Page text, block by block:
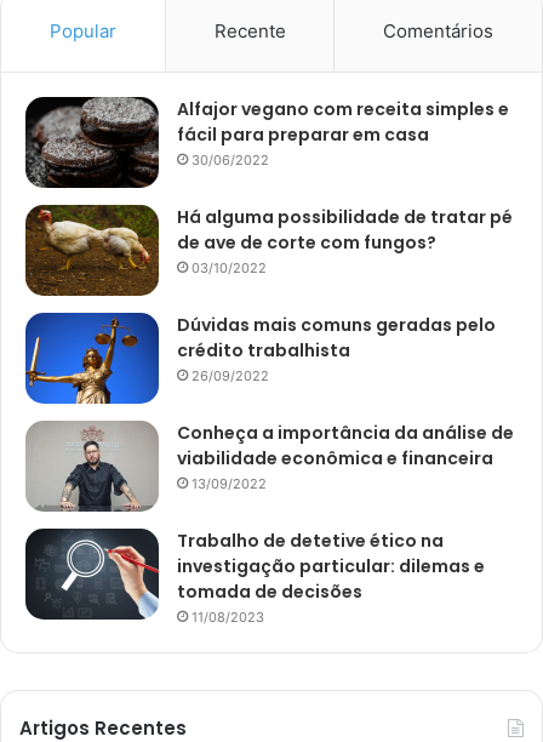
Popular Recente Comentários
Alfajor vegano com receita simples e
fácil para preparar em casa
30/06/2022
Há alguma possibilidade de tratar pé
de ave de corte com fungos?
03/10/2022
Dúvidas mais comuns geradas pelo
crédito trabalhista
26/09/2022
Conheça a importância da análise de
viabilidade econômica e financeira
13/09/2022
Trabalho de detetive ético na
investigação particular: dilemas e
tomada de decisões
11/08/2023
Artigos Recentes